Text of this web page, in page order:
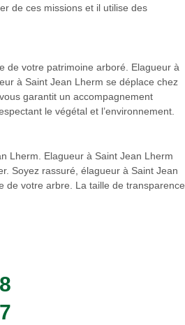
de ces missions et il utilise des
de votre patrimoine arboré. Elagueur à
à Saint Jean Lherm se déplace chez
garantit un accompagnement
le végétal et l’environnement.
Lherm. Elagueur à Saint Jean Lherm
Soyez rassuré, élagueur à Saint Jean
de votre arbre. La taille de transparence